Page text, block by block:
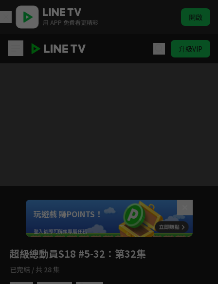
用 APP 免費看更精彩 開啟
升級VIP
Unmute
如有不便請見諒
玩遊戲 賺POINTS！
登入後即可解鎖專屬任務
超級總動員S18 #5-32 ：第32集
已完結 / 共 28 集